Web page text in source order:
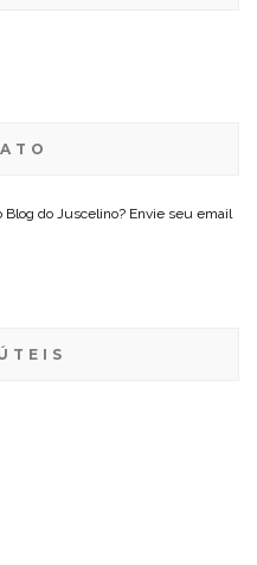
do Juscelino? Envie seu email